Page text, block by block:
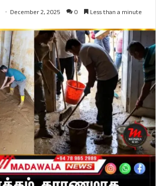
December 2, 2025 0 Less than a minute